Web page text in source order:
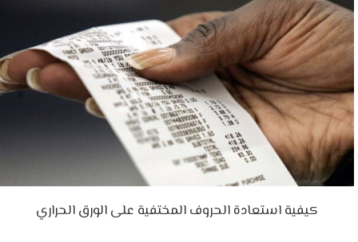
كيفية استعادة الحروف المختفية على الورق الحراري